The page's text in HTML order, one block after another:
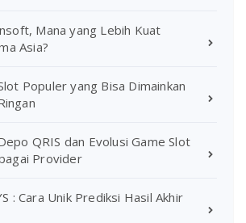
Mana yang Lebih Kuat
Asia?
Populer yang Bisa Dimainkan
QRIS dan Evolusi Game Slot
Provider
: Cara Unik Prediksi Hasil Akhir